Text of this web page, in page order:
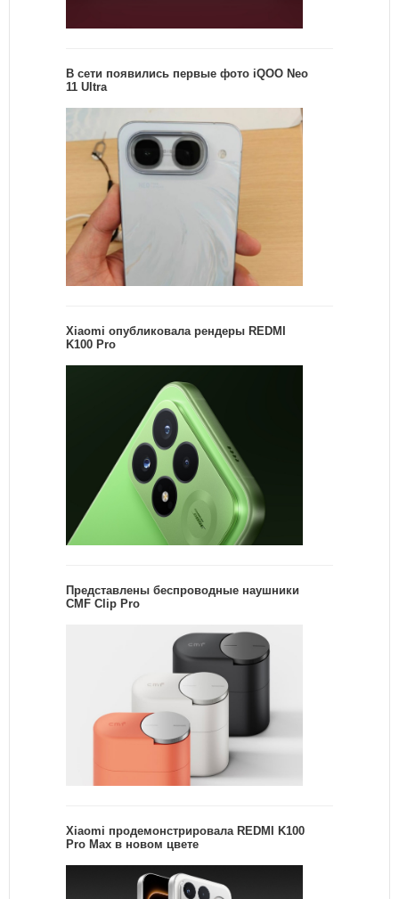
В сети появились первые фото iQOO Neo
11 Ultra
Xiaomi опубликовала рендеры REDMI
K100 Pro
Представлены беспроводные наушники
CMF Clip Pro
Xiaomi продемонстрировала REDMI K100
Pro Max в новом цвете